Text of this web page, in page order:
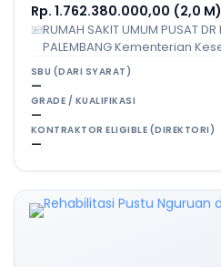
Rp. 1.762.380.000,00 (2,0 M)
RUMAH SAKIT UMUM PUSAT
PALEMBANG Kementerian
SBU (DARI SYARAT)
—
GRADE / KUALIFIKASI
—
KONTRAKTOR ELIGIBLE (DIREKTORI)
—